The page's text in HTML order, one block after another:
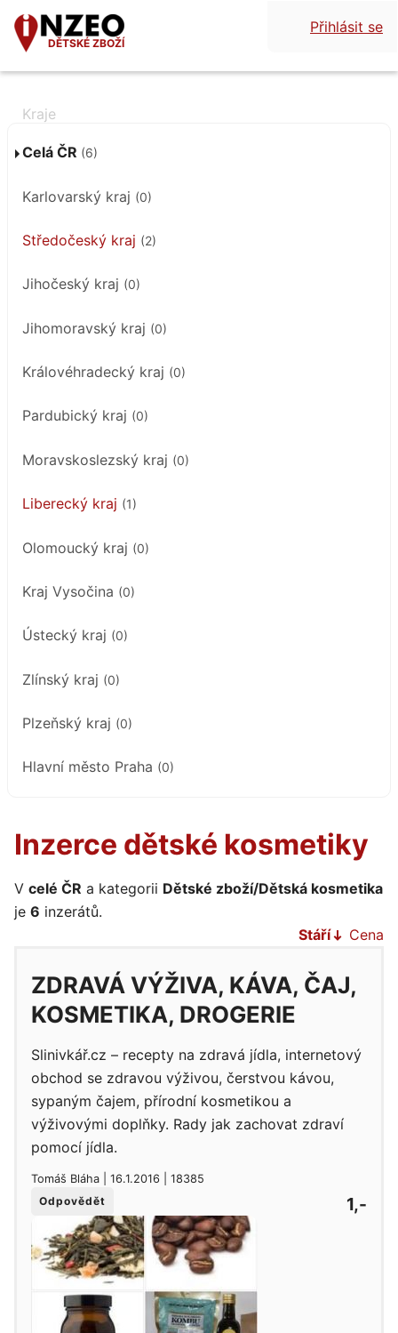
DĚTSKÉ ZBOŽÍ
Přihlásit se
Celá ČR (6)
Karlovarský kraj (0)
Středočeský kraj (2)
Jihočeský kraj (0)
Jihomoravský kraj (0)
Královéhradecký kraj (0)
Pardubický kraj (0)
Moravskoslezský kraj (0)
Liberecký kraj (1)
Olomoucký kraj (0)
Kraj Vysočina (0)
Ústecký kraj (0)
Zlínský kraj (0)
Plzeňský kraj (0)
Hlavní město Praha (0)
Inzerce dětské kosmetiky
V celé ČR a kategorii Dětské zboží/Dětská kosmetika
je 6 inzerátů.
Stáří
Cena
ZDRAVÁ VÝŽIVA, KÁVA, ČAJ,
KOSMETIKA, DROGERIE
Slinivkář.cz – recepty na zdravá jídla, internetový
obchod se zdravou výživou, čerstvou kávou,
sypaným čajem, přírodní kosmetikou a
výživovými doplňky. Rady jak zachovat zdraví
pomocí jídla.
Tomáš Bláha | 16.1.2016 | 18385
Odpovědět
1,-